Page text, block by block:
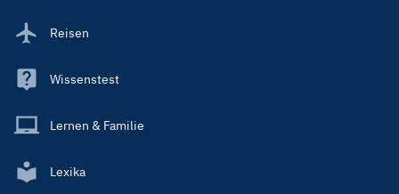
Reisen
Wissenstest
Lernen & Familie
Lexika